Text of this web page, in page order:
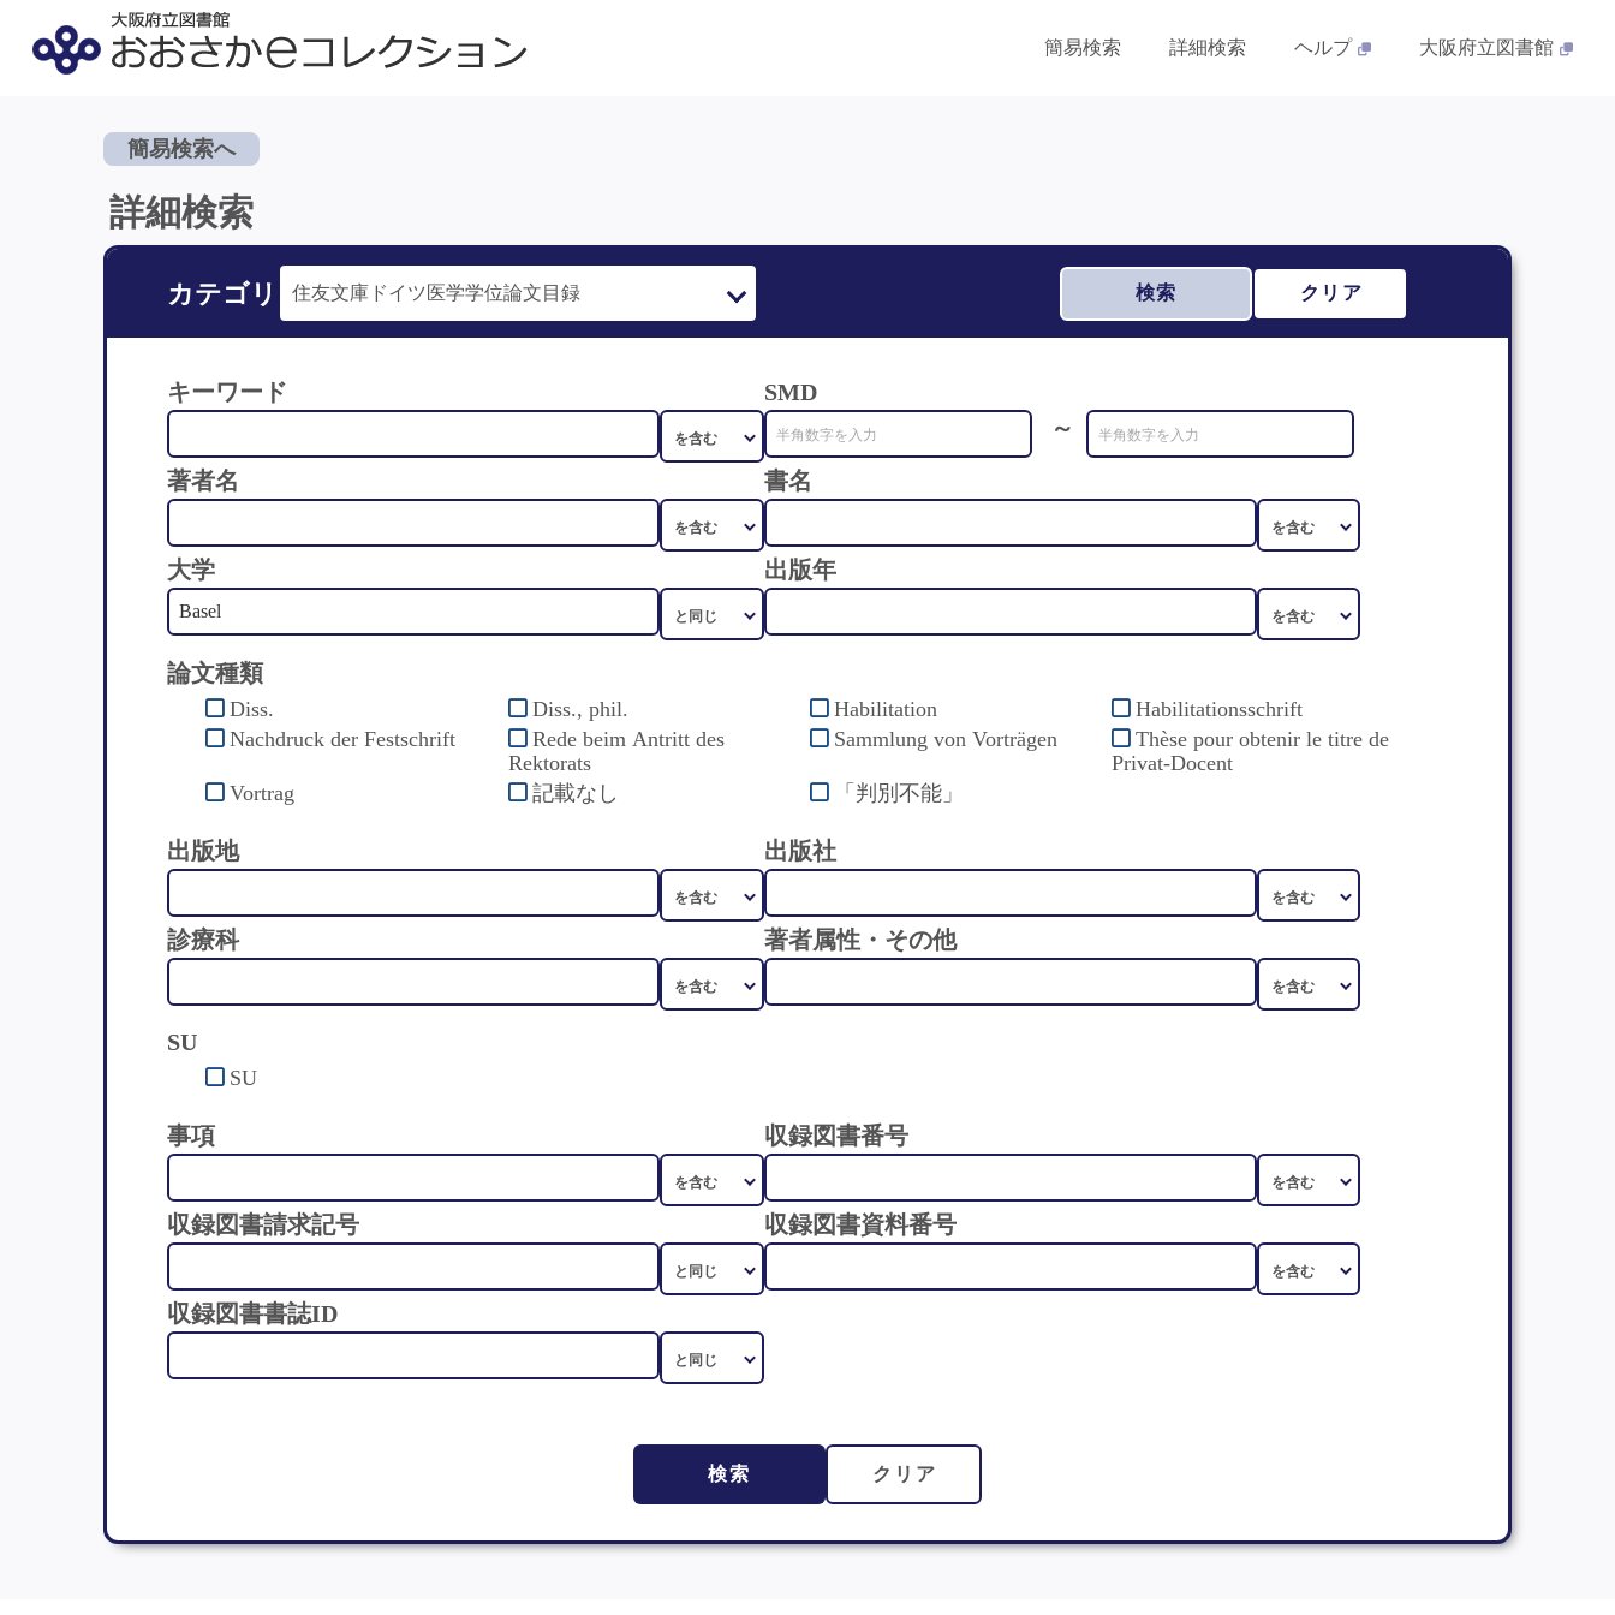
簡易検索 詳細検索 ヘルプ 大阪府立図書館
簡易検索へ
詳細検索
カテゴリ 検索 クリア
キーワード
SMD
～
著者名
書名
大学 出版年
論文種類
Diss. Diss., phil. Habilitation
Habilitationsschrift
Nachdruck der Festschrift
Rede beim Antritt des
Rektorats
Sammlung von Vorträgen
Thèse pour obtenir le titre de
Privat-Docent
Vortrag
記載なし 「判別不能」
出版地 出版社
診療科 著者属性・その他
SU
SU
事項 収録図書番号
収録図書請求記号 収録図書資料番号
収録図書書誌ID
検索 クリア